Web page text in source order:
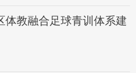
体教融合足球青训体系建